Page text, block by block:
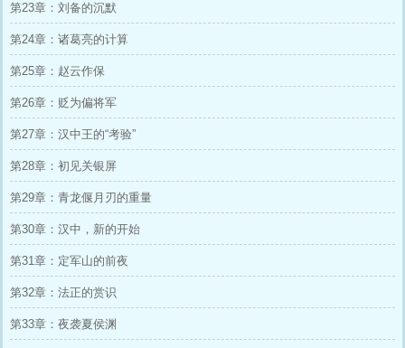
第23章：刘备的沉默
第24章：诸葛亮的计算
第25章：赵云作保
第26章：贬为偏将军
第27章：汉中王的“考验”
第28章：初见关银屏
第29章：青龙偃月刃的重量
第30章：汉中，新的开始
第31章：定军山的前夜
第32章：法正的赏识
第33章：夜袭夏侯渊